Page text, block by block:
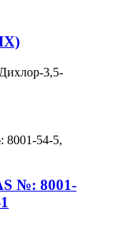
3,5-
№: 8001-